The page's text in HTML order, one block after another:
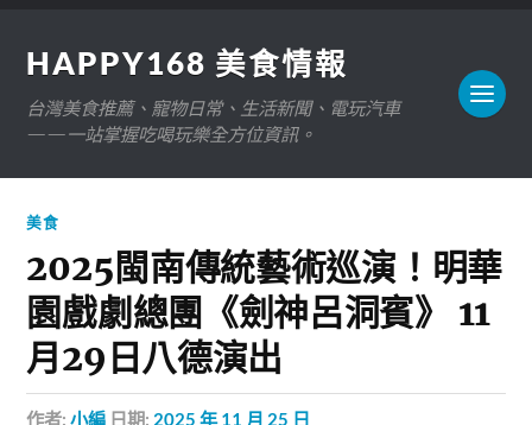
HAPPY168 美食情報
台灣美食推薦、寵物日常、生活新聞、電玩汽車
——一站掌握吃喝玩樂全方位資訊。
美食
2025閩南傳統藝術巡演！明華
園戲劇總團《劍神呂洞賓》 11
月29日八德演出
作者:小編 日期: 2025 年 11 月 25 日